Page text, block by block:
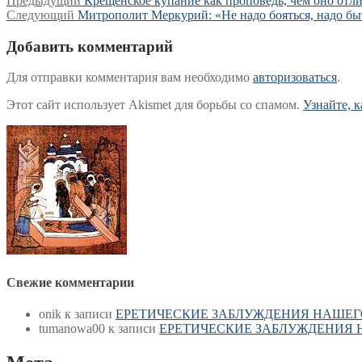
по
записям
запись:
Следующий Следующая
Митрополит Меркурий: «Не надо бояться, надо
Добавить комментарий
Для отправки комментария вам необходимо авторизоваться.
Этот сайт использует Akismet для борьбы со спамом. Узнайте,
Свежие комментарии
onik к записи ЕРЕТИЧЕСКИЕ ЗАБЛУЖДЕНИЯ
tumanowa00 к записи ЕРЕТИЧЕСКИЕ